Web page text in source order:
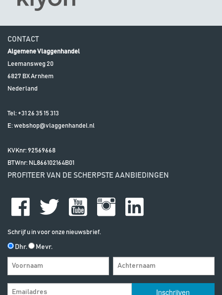
CONTACT
Algemene Vlaggenhandel
Leemansweg 20
6827 BXArnhem
Nederland
Tel: +31 26 35 15 313
E:webshop@vlaggenhandel.nl
KVKnr: 92569668
BTWnr: NL866102164B01
PROFITEER VAN DE SCHERPSTE AANBIEDINGEN
Schrijf u in voor onze nieuwsbrief.
Dhr. Mevr.